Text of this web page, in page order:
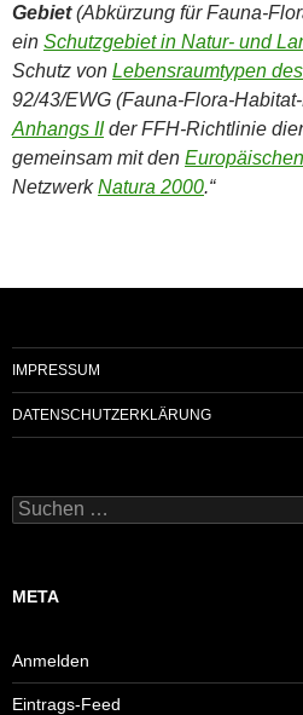
Gebiet(Abkürzung für Fauna-
ein Schutzgebiet in Natur- und
Schutz von Lebensraumtypen
92/43/EWG (Fauna-Flora-
Anhangs IIder FFH-Richtlinie
gemeinsam mit den
NetzwerkNatura 2000.“
IMPRESSUM
DATENSCHUTZERKLÄRUNG
Suchen
nach:
META
Anmelden
Eintrags-Feed